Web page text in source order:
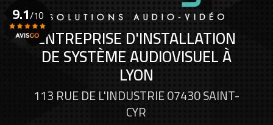
ENTREPRISE D'INSTALLATION
DE SYSTÈME AUDIOVISUEL À
LYON
113 RUE DE L'INDUSTRIE 07430 SAINT-
CYR
9.1/10
Voir le certificat